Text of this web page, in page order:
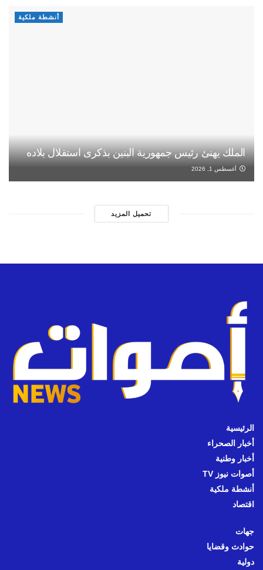
أنشطة ملكية
الملك يهنئ رئيس جمهورية البنين بذكرى استقلال بلاده
أغسطس 1, 2026
تحميل المزيد
الرئيسية
أخبار الصحراء
أخبار وطنية
أصوات نيوز TV
أنشطة ملكية
اقتصاد
جهات
حوادث وقضايا
دولية